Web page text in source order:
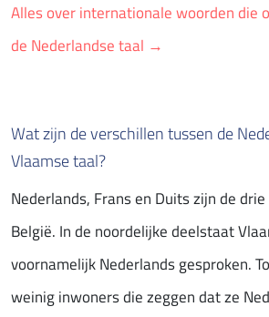
Alles over internationale woorden die
de Nederlandse taal →
Wat zijn de verschillen tussen de
Vlaamse taal?
Nederlands, Frans en Duits zijn de
België. In de noordelijke deelstaat
voornamelijk Nederlands gesproken.
weinig inwoners die zeggen dat ze